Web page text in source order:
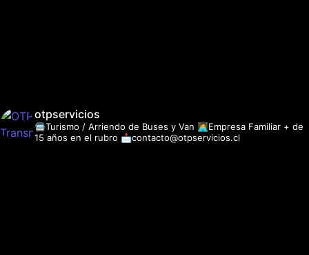
otpservicios
🚍Turismo / Arriendo de Buses y Van 👩‍💻Empresa Familiar + de
15 años en el rubro 📩contacto@otpservicios.cl